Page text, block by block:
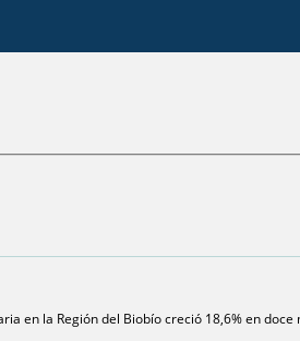
en la Región del Biobío creció 18,6% en doce